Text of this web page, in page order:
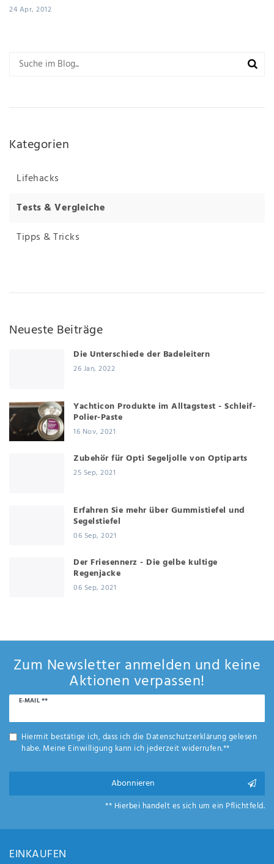
24 Apr, 2012
Kategorien
Lifehacks
Tests & Vergleiche
Tipps & Tricks
Neueste Beiträge
Die Unterschiede der Badeleitern
26 Jan, 2022
Yachticon Produkte im Alltagstest - Schleif-
Polier-Paste
16 Nov, 2021
Zubehör für Opti Segeljolle von Optiparts
25 Sep, 2021
Erfahren Sie mehr über Gummistiefel und
Segelstiefel
06 Sep, 2021
Der Friesennerz - Die gelbe kultige
Regenjacke
06 Sep, 2021
Zum Newsletter anmelden und keine
Aktionen verpassen!
E-MAIL **
Newsletter
Hiermit bestätige ich, dass ich die Daten­schutz­erklärunggelesen
habe. Meine Einwilligung kann ich jederzeit widerrufen.**
Abonnieren
** Hierbei handelt es sich um ein Pflichtfeld.
EINKAUFEN